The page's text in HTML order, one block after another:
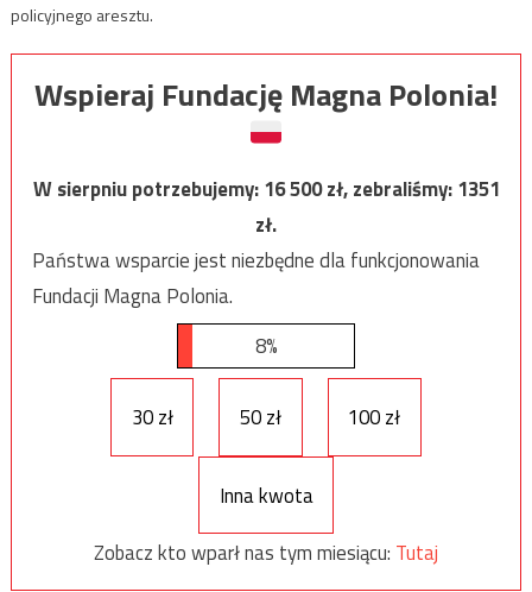
policyjnego aresztu.
Wspieraj Fundację Magna Polonia!
W sierpniu potrzebujemy:16 500zł, zebraliśmy:1351
zł.
Państwa wsparcie jest niezbędne dla funkcjonowania
Fundacji Magna Polonia.
8%
30 zł 50 zł 100 zł
Inna kwota
Zobacz kto wparł nas tym miesiącu: Tutaj